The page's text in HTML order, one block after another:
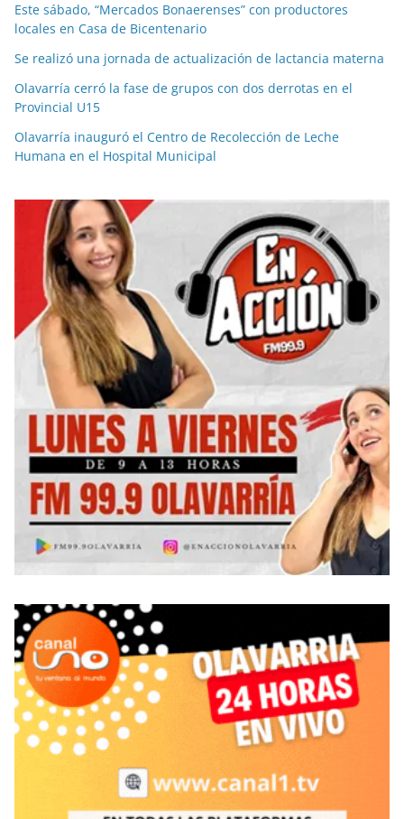
Este sábado, “Mercados Bonaerenses” con productores
locales en Casa de Bicentenario
Se realizó una jornada de actualización de lactancia materna
Olavarría cerró la fase de grupos con dos derrotas en el
Provincial U15
Olavarría inauguró el Centro de Recolección de Leche
Humana en el Hospital Municipal